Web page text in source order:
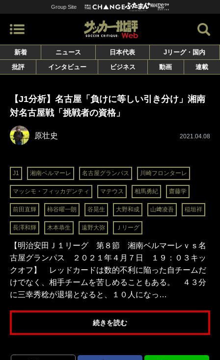
Group Site
新着 ニュース 日本代表
Jリーグ・国内
批評
インタビュー ビジネス 動画 連載
【J1分析】名古屋「負けに等しい引き分け」湘南
対名古屋戦「挑戦者の資格」
原壮史 2021.04.08
J1 湘南ベルマーレ 名古屋グランパス 川崎フロンターレ
マッシモ・フィッカデンティ マテウス 相馬勇紀 齋藤学
前田直輝 柿谷曜一朗 谷晃生 大野和成 山﨑凌吾 稲垣祥
長澤和輝 木本恭生 遠野大弥 Ｊリーグ
【明治安田Ｊ１リーグ 第８節 湘南ベルマーレｖｓ名
古屋グランパス ２０２１年４月７日 １９：０３キッ
クオフ】 レッドカードは数的不利に陥った自チームだ
けでなく、相手チームを苦しめることもある。 ４３分
に三幸秀稔が退場となると、１０人になっ…
続きを読む